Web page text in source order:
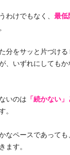
わけでもなく、 最低
分をサッと片づけ
、いずれにしても
いのは 「続かない
。
なペースであっても
ます。